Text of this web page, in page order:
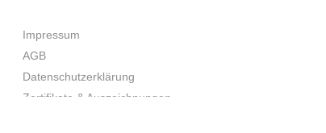
Impressum
AGB
Datenschutzerklärung
Zertifikate & Auszeichnungen